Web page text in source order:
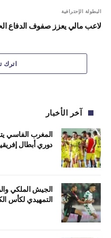
البطولة الإحترافية
لاعب مالي يعزز صفوف الدفاع
اترك
آخر الأخبار
المغرب الفاسي
دوري أبطال
الجيش الملكي
التمهيدي لكأس